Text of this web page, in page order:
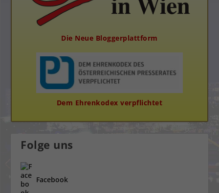
Die Neue Bloggerplattform
Dem Ehrenkodex verpflichtet
Folge uns
Facebook